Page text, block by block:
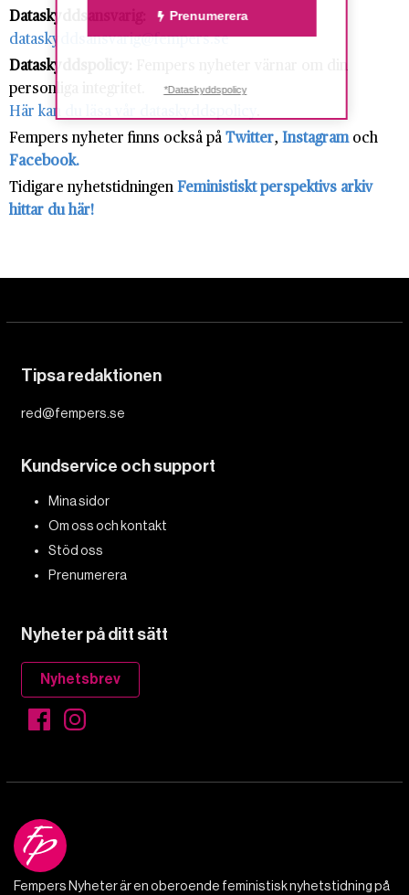
Dataskyddsansvarig:
dataskyddsansvarig@fempers.se
Dataskyddspolicy:
Fempers nyheter värnar om din
personliga integritet.
Här kan du läsa vår dataskyddspolicy
Fempers nyheter finns också på Twitter, Instagramoch
Facebook.
Tidigare nyhetstidningen Feministiskt perspektivs arkiv
hittar du här!
Tipsa redaktionen
red@fempers.se
Kundservice och support
Mina sidor
Om oss och kontakt
Stöd oss
Prenumerera
Nyheter på ditt sätt
Nyhetsbrev
Fempers Nyheter är en oberoende feministisk nyhetstidning på
Prenumerera
*Dataskyddspolicy